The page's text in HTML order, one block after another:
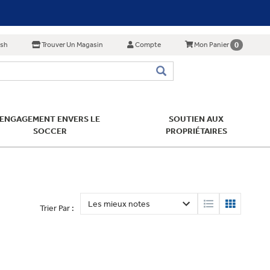
Trouver Un Magasin Compte Mon Panier 0
ENGAGEMENT ENVERS LE
SOCCER
SOUTIEN AUX
PROPRIÉTAIRES
Trier Par :